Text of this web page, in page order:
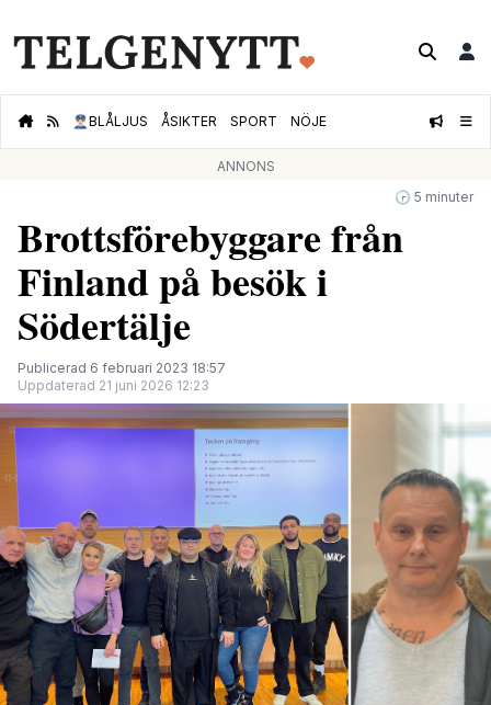
👮🏻‍♂️BLÅLJUS ÅSIKTER SPORT NÖJE
ANNONS
🕝 5 minuter
Brottsförebyggare från
Finland på besök i
Södertälje
Publicerad 6 februari 2023 18:57
Uppdaterad 21 juni 2026 12:23